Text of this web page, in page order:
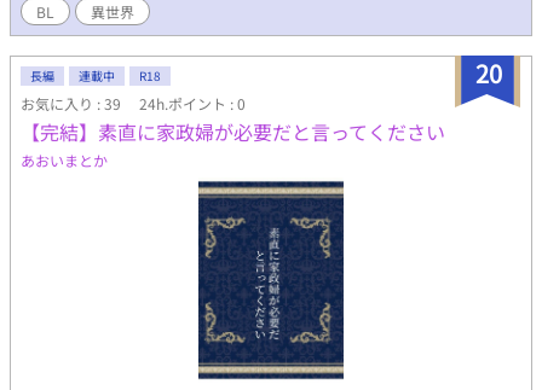
BL 異世界
20
長編 連載中 R18
お気に入り : 39 24h.ポイント : 0
【完結】素直に家政婦が必要だと言ってください
あおいまとか